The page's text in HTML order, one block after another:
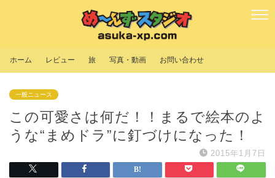
ホーム レビュー 旅 写真・動画 お問い合わせ
一般ニュース
この可愛さは何だ！！まるで絵本のよ
うな“まめドラ”に釘づけになった！
2015年1月7日